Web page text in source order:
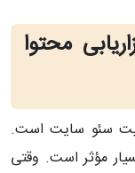
محتوا
سئو سایت است.
مؤثر است. وقتی